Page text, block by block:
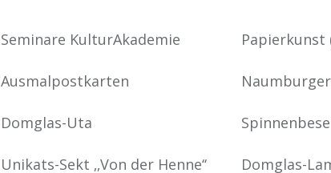
Seminare KulturAkademie Papierkunst
Ausmalpostkarten
Domglas-Uta
Unikats-Sekt ‚‚Von der Henne‘‘ Domglas-